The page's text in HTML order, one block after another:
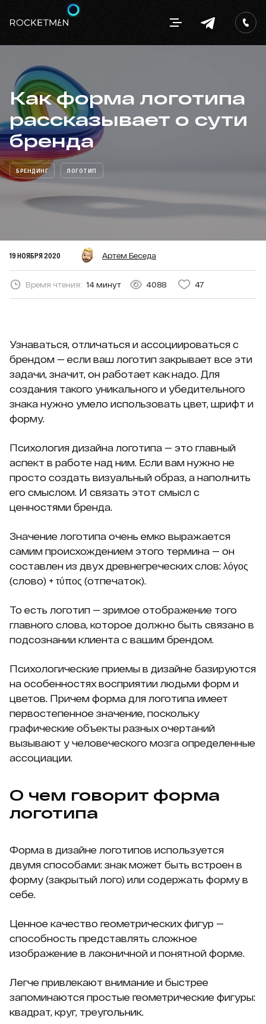
Как форма логотипа
рассказывает о сути
бренда
БРЕНДИНГ ЛОГОТИП
19 НОЯБРЯ 2020 Артем Беседа
Время чтения: 14 минут 4088 47
Узнаваться, отличаться и ассоциироваться с
брендом — если ваш логотип закрывает все эти
задачи, значит, он работает как надо. Для
создания такого уникального и убедительного
знака нужно умело использовать цвет, шрифт и
форму.
Психология дизайна логотипа — это главный
аспект в работе над ним. Если вам нужно не
просто создать визуальный образ, а наполнить
его смыслом. И связать этот смысл с
ценностями бренда.
Значение логотипа очень емко выражается
самим происхождением этого термина — он
составлен из двух древнегреческих слов: λόγος
(слово) + τύπος (отпечаток).
То есть логотип — зримое отображение того
главного слова, которое должно быть связано в
подсознании клиента с вашим брендом.
Психологические приемы в дизайне базируются
на особенностях восприятии людьми форм и
цветов. Причем форма для логотипа имеет
первостепенное значение, поскольку
графические объекты разных очертаний
вызывают у человеческого мозга определенные
ассоциации.
О чем говорит форма
логотипа
Форма в дизайне логотипов используется
двумя способами: знак может быть встроен в
форму (закрытый лого) или содержать форму в
себе.
Ценное качество геометрических фигур —
способность представлять сложное
изображение в лаконичной и понятной форме.
Легче привлекают внимание и быстрее
запоминаются простые геометрические фигуры:
квадрат, круг, треугольник.